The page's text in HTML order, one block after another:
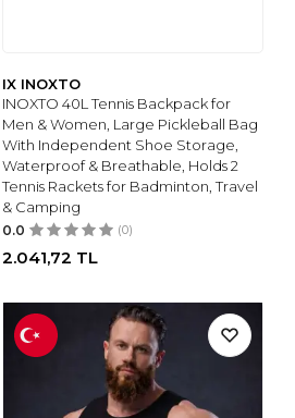
IX INOXTO
INOXTO 40L Tennis Backpack for
Men & Women, Large Pickleball Bag
With Independent Shoe Storage,
Waterproof & Breathable, Holds 2
Tennis Rackets for Badminton, Travel
& Camping
0.0 (0)
2.041,72 TL